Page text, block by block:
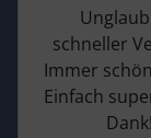
schneller
Immer
Einfach
Dank!